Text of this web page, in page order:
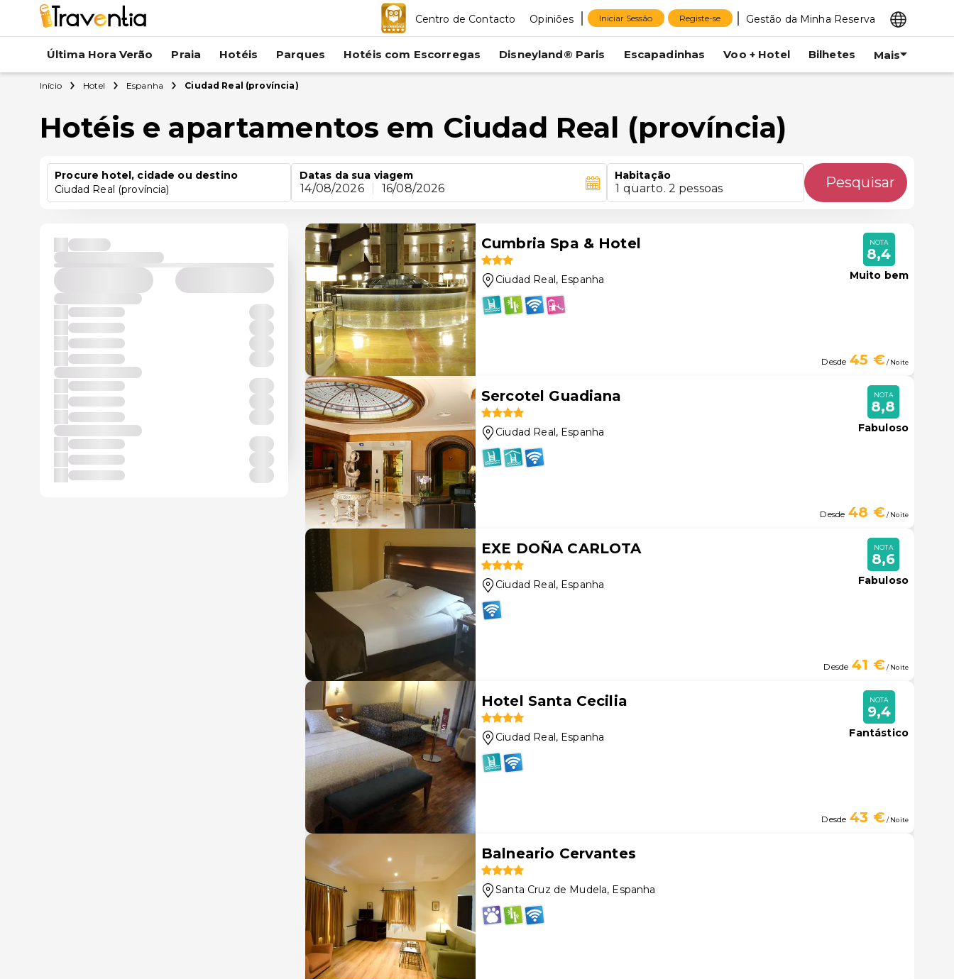
Centro de Contacto Opiniões Iniciar Sessão Registe-se Gestão da Minha Reserva
Última Hora Verão Praia Hotéis Parques Hotéis com Escorregas Disneyland® Paris Escapadinhas Voo + Hotel Bilhetes Mais
Início Hotel Espanha Ciudad Real (província)
Hotéis e apartamentos em Ciudad Real (província)
Procure hotel, cidade ou destino
Ciudad Real (província)
Datas da sua viagem
14/08/2026 16/08/2026
Habitação
1 quarto. 2 pessoas Pesquisar
Cumbria Spa & Hotel
Ciudad Real, Espanha
NOTA
8,4
Muito bem
Desde 45 €/ Noite
Sercotel Guadiana
Ciudad Real, Espanha
NOTA
8,8
Fabuloso
Desde 48 €/ Noite
EXE DOÑA CARLOTA
Ciudad Real, Espanha
NOTA
8,6
Fabuloso
Desde 41 €/ Noite
Hotel Santa Cecilia
Ciudad Real, Espanha
NOTA
9,4
Fantástico
Desde 43 €/ Noite
Balneario Cervantes
Santa Cruz de Mudela, Espanha